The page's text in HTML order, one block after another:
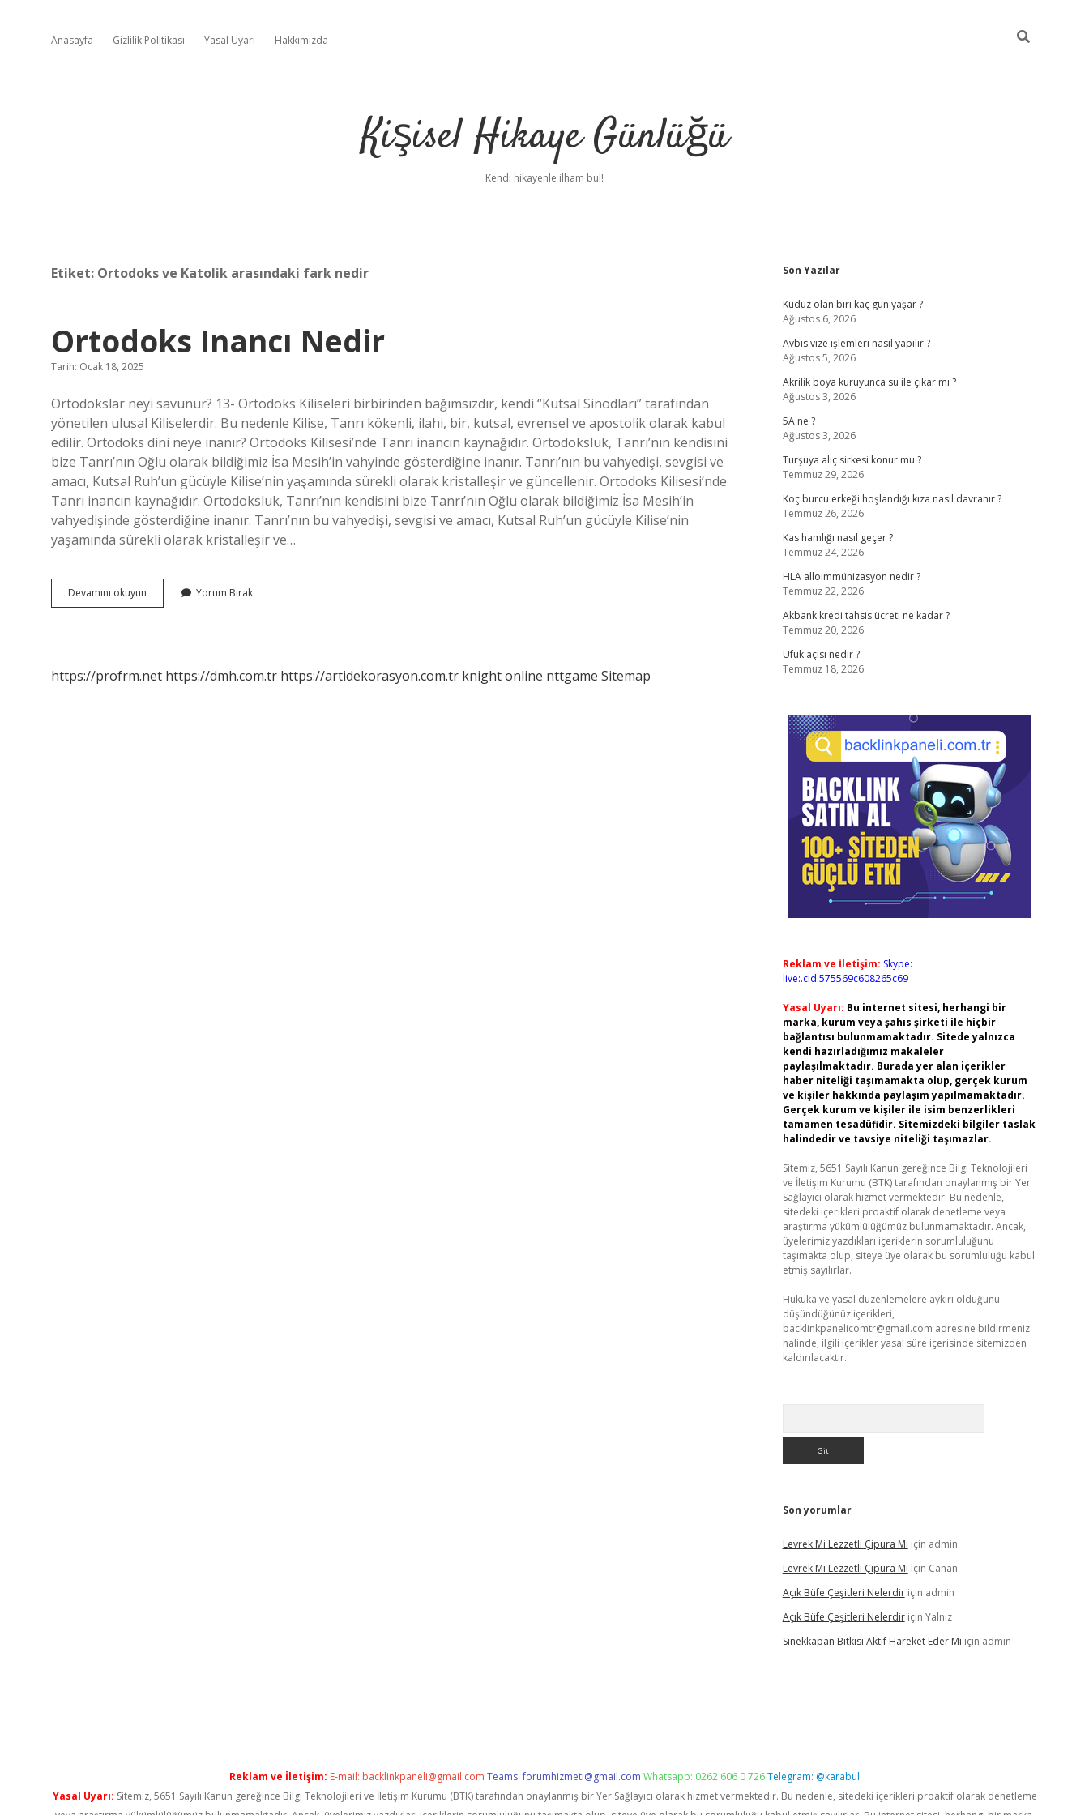
Anasayfa Gizlilik Politikası Yasal Uyarı Hakkımızda
Kişisel Hikaye Günlüğü
Kendi hikayenle ilham bul!
Etiket: Ortodoks ve Katolik arasındaki fark nedir
Ortodoks Inancı Nedir
Tarih: Ocak 18, 2025
Ortodokslar neyi savunur? 13- Ortodoks Kiliseleri birbirinden bağımsızdır, kendi “Kutsal Sinodları” tarafından
yönetilen ulusal Kiliselerdir. Bu nedenle Kilise, Tanrı kökenli, ilahi, bir, kutsal, evrensel ve apostolik olarak kabul
edilir. Ortodoks dini neye inanır? Ortodoks Kilisesi’nde Tanrı inancın kaynağıdır. Ortodoksluk, Tanrı’nın kendisini
bize Tanrı’nın Oğlu olarak bildiğimiz İsa Mesih’in vahyinde gösterdiğine inanır. Tanrı’nın bu vahyedişi, sevgisi ve
amacı, Kutsal Ruh’un gücüyle Kilise’nin yaşamında sürekli olarak kristalleşir ve güncellenir. Ortodoks Kilisesi’nde
Tanrı inancın kaynağıdır. Ortodoksluk, Tanrı’nın kendisini bize Tanrı’nın Oğlu olarak bildiğimiz İsa Mesih’in
vahyedişinde gösterdiğine inanır. Tanrı’nın bu vahyedişi, sevgisi ve amacı, Kutsal Ruh’un gücüyle Kilise’nin
yaşamında sürekli olarak kristalleşir ve…
Devamını okuyun Ortodoks
Inancı
Yorum Bırak
https://profrm.net https://dmh.com.tr https://artidekorasyon.com.tr knight online nttgame Sitemap
Sidebar
Son Yazılar
Kuduz olan biri kaç gün yaşar ?
Ağustos 6, 2026
Avbis vize işlemleri nasıl yapılır ?
Ağustos 5, 2026
Akrilik boya kuruyunca su ile çıkar mı ?
Ağustos 3, 2026
5A ne ?
Ağustos 3, 2026
Turşuya alıç sirkesi konur mu ?
Temmuz 29, 2026
Koç burcu erkeği hoşlandığı kıza nasıl davranır ?
Temmuz 26, 2026
Kas hamlığı nasıl geçer ?
Temmuz 24, 2026
HLA alloimmünizasyon nedir ?
Temmuz 22, 2026
Akbank kredi tahsis ücreti ne kadar ?
Temmuz 20, 2026
Ufuk açısı nedir ?
Temmuz 18, 2026
Reklam ve İletişim: Skype:
live:.cid.575569c608265c69
Yasal Uyarı: Bu internet sitesi, herhangi bir
marka, kurum veya şahıs şirketi ile hiçbir
bağlantısı bulunmamaktadır. Sitede yalnızca
kendi hazırladığımız makaleler
paylaşılmaktadır. Burada yer alan içerikler
haber niteliği taşımamakta olup, gerçek kurum
ve kişiler hakkında paylaşım yapılmamaktadır.
Gerçek kurum ve kişiler ile isim benzerlikleri
tamamen tesadüfidir. Sitemizdeki bilgiler taslak
halindedir ve tavsiye niteliği taşımazlar.
Sitemiz, 5651 Sayılı Kanun gereğince Bilgi Teknolojileri
ve İletişim Kurumu (BTK) tarafından onaylanmış bir Yer
Sağlayıcı olarak hizmet vermektedir. Bu nedenle,
sitedeki içerikleri proaktif olarak denetleme veya
araştırma yükümlülüğümüz bulunmamaktadır. Ancak,
üyelerimiz yazdıkları içeriklerin sorumluluğunu
taşımakta olup, siteye üye olarak bu sorumluluğu kabul
etmiş sayılırlar.
Hukuka ve yasal düzenlemelere aykırı olduğunu
düşündüğünüz içerikleri,
backlinkpanelicomtr@gmail.com adresine bildirmeniz
halinde, ilgili içerikler yasal süre içerisinde sitemizden
kaldırılacaktır.
Son yorumlar
Levrek Mi Lezzetli Çipura Mı için admin
Levrek Mi Lezzetli Çipura Mı için Canan
Açık Büfe Çeşitleri Nelerdiriçin admin
Açık Büfe Çeşitleri Nelerdiriçin Yalnız
Sinekkapan Bitkisi Aktif Hareket Eder Mi için admin
Reklam ve İletişim: E-mail: backlinkpaneli@gmail.com Teams:forumhizmeti@gmail.com Whatsapp: 0262 606 0 726Telegram: @karabul
Yasal Uyarı: Sitemiz, 5651 Sayılı Kanun gereğince Bilgi Teknolojileri ve İletişim Kurumu (BTK) tarafından onaylanmış bir Yer Sağlayıcı olarak hizmet vermektedir. Bu nedenle, sitedeki içerikleri proaktif olarak denetleme